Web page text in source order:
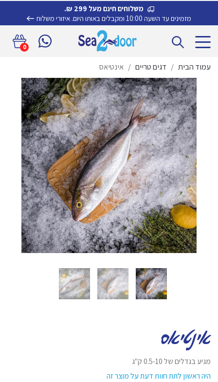
משלוחים חינם מעל 299 ₪.
מזמינים עד השעה 10:00 ומקבלים באותו היום.
איזורי משלוח
דלג
לניווט
לדלג
לתוכן
0
עמוד הבית / דגים טריים / אינטיאס
אינטיאס
מגיע בגדלים של 0.5-10 ק"ג
היה ראשון לתת חוות דעת על מוצר זה